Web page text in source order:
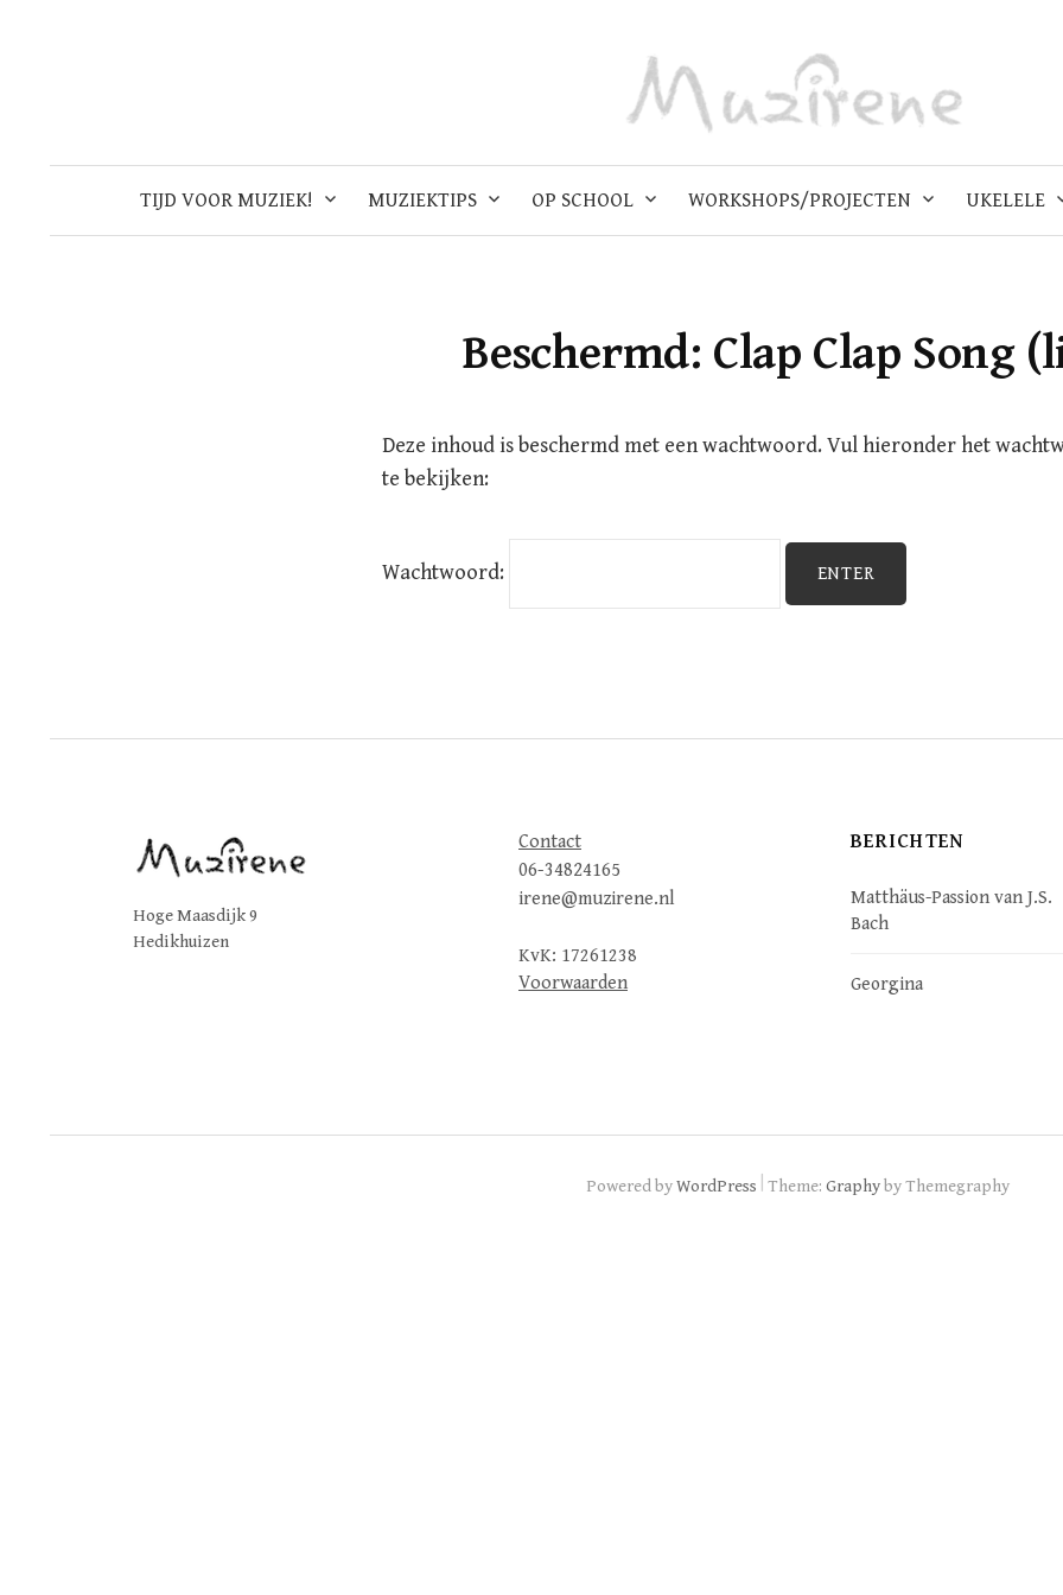
TIJD VOOR MUZIEK! MUZIEKTIPS OP SCHOOL WORKSHOPS/PROJECTEN UKELELE
Beschermd: Clap Clap Song
Deze inhoud is beschermd met een wachtwoord. Vul hieronder het
te bekijken:
Wachtwoord:
Hoge Maasdijk 9
Hedikhuizen
Contact
06-34824165
irene@muzirene.nl
KvK: 17261238
Voorwaarden
BERICHTEN
Matthäus-Passion van J.S.
Bach
Georgina
Powered byWordPress Theme: Graphyby Themegraphy